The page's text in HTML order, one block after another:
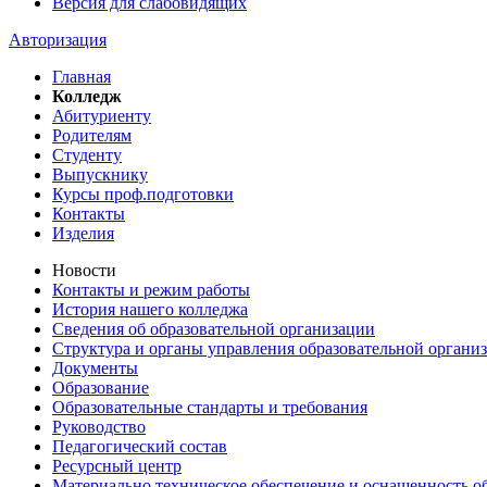
Авторизация
Главная
Колледж
Абитуриенту
Родителям
Студенту
Выпускнику
Курсы проф.подготовки
Контакты
Изделия
Новости
Контакты и режим работы
История нашего колледжа
Сведения об образовательной организации
Структура и органы управления образовательной
Документы
Образование
Образовательные стандарты и требования
Руководство
Педагогический состав
Ресурсный центр